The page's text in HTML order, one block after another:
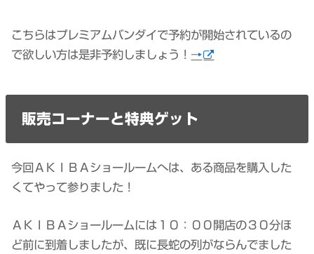
こちらはプレミアムバンダイで予約が開始されているの
で欲しい方は是非予約しましょう！ →
販売コーナーと特典ゲット
今回ＡＫＩＢＡショールームへは、ある商品を購入した
くてやって参りました！
ＡＫＩＢＡショールームには１０：００開店の３０分ほ
ど前に到着しましたが、既に長蛇の列がならんでました